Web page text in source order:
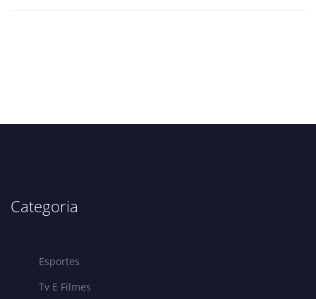
Categoria
Esportes
Tv E Filmes